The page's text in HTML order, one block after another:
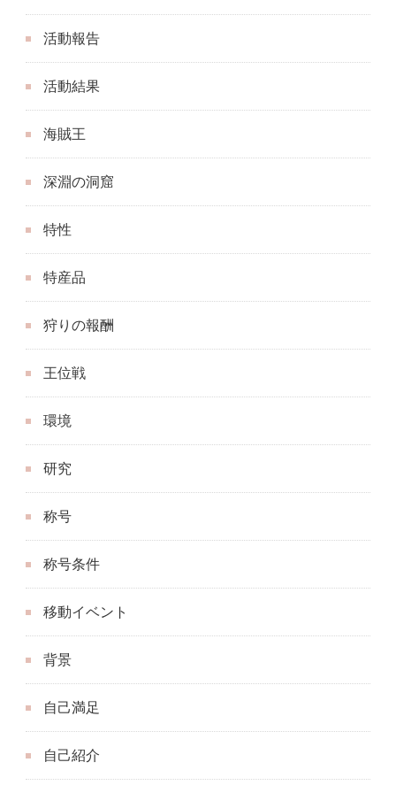
活動報告
活動結果
海賊王
深淵の洞窟
特性
特産品
狩りの報酬
王位戦
環境
研究
称号
称号条件
移動イベント
背景
自己満足
自己紹介